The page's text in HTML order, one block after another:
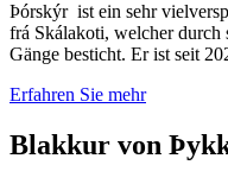
Þórskýr ist ein sehr
frá Skálakoti, welcher durch
Gänge besticht. Er ist seit
Erfahren Sie mehr
Blakkur von